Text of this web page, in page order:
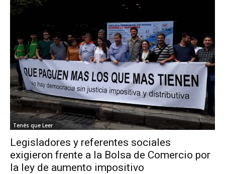
Tenés que Leer
Legisladores y referentes sociales
exigieron frente a la Bolsa de Comercio por
la ley de aumento impositivo